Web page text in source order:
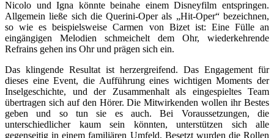
Nicolo und Igna könnte beinahe einem Disneyfilm entspringen.
Allgemein ließe sich die Querini-Oper als „Hit-Oper“ bezeichnen,
so wie es beispielsweise Carmen von Bizet ist: Eine Fülle an
eingängigen Melodien schmeichelt dem Ohr, wiederkehrende
Refrains gehen ins Ohr und prägen sich ein.
Das klingende Resultat ist herzergreifend. Das Engagement für
dieses eine Event, die Aufführung eines wichtigen Moments der
Inselgeschichte, und der Zusammenhalt als eingespieltes Team
übertragen sich auf den Hörer. Die Mitwirkenden wollen ihr Bestes
geben und so tun sie es auch. Bei Voraussetzungen, die
unterschiedlicher kaum sein könnten, unterstützen sich alle
gegenseitig in einem familiären Umfeld. Besetzt wurden die Rollen